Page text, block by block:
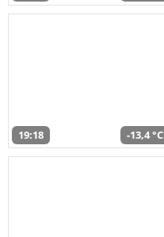
19:18 -13,4 °C